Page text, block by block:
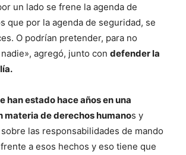
un lado se frene la agenda de
que por la agenda de seguridad, se
O podrían pretender, para no
agregó, junto con defender la
han estado hace años en una
materia de derechos humanos y
las responsabilidades de mando
a esos hechos y eso tiene que